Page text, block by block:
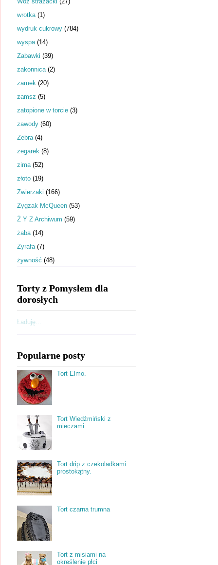
wrotka (1)
wydruk cukrowy (784)
wyspa (14)
Zabawki (39)
zakonnica (2)
zamek (20)
zamsz (5)
zatopione w torcie (3)
zawody (60)
Zebra (4)
zegarek (8)
zima (52)
złoto (19)
Zwierzaki (166)
Zygzak McQueen (53)
Ż Y Z Archiwum (59)
żaba (14)
Żyrafa (7)
żywność (48)
Torty z Pomysłem dla
dorosłych
Ładuję...
Popularne posty
Tort Elmo.
Tort Wiedźmiński z
mieczami.
Tort drip z czekoladkami
prostokątny.
Tort czarna trumna
Tort z misiami na
określenie płci